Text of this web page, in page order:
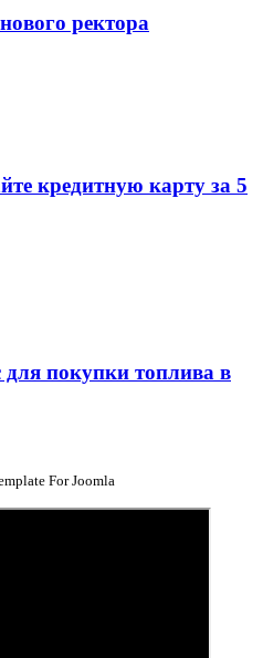
ректора
кредитную карту за 5
покупки топлива в
For Joomla